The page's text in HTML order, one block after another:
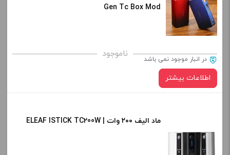
Gen Tc Box Mod
ناموجود در انبار موجود نمی باشد
اطلاعات بیشتر
ماد الیف ۲۰۰ وات | ELEAF ISTICK TC200W